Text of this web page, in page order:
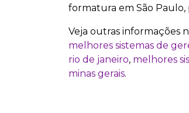
formatura em São
Veja outras informações
melhores sistemas de
rio de janeiro, melhores
minas gerais.